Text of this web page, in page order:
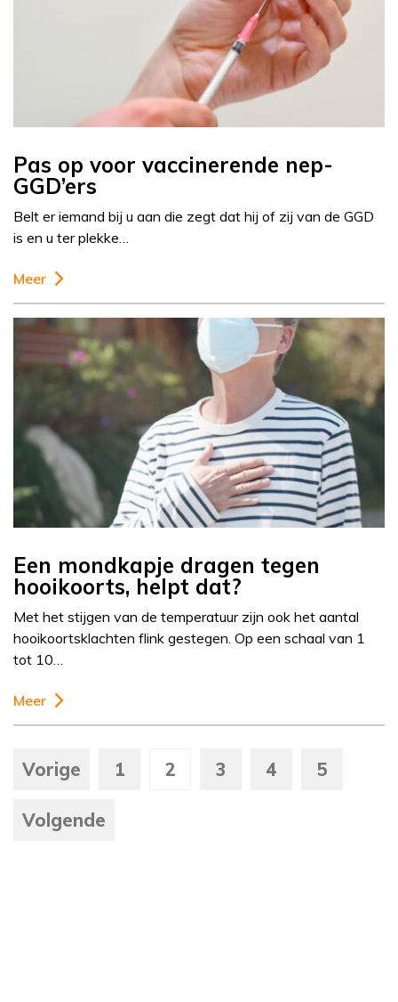
Pas op voor vaccinerende nep-
GGD’ers
Belt er iemand bij u aan die zegt dat hij of zij van de GGD
is en u ter plekke…
Meer
Een mondkapje dragen tegen
hooikoorts, helpt dat?
Met het stijgen van de temperatuur zijn ook het aantal
hooikoortsklachten flink gestegen. Op een schaal van 1
tot 10…
Meer
Vorige 1 2 3 4 5
Volgende